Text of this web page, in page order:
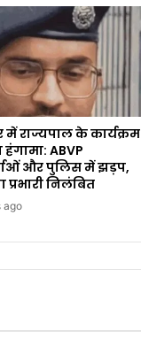
राज्यपाल के कार्यक्रम
ABVP
और पुलिस में झड़प,
निलंबित
ago